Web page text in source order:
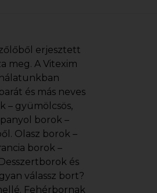
erjesztett
meg. A Vitexim
és más neves
– gyümölcsös,
borok –
Olasz borok –
borok –
és
válassz bort?
Fehérbornak